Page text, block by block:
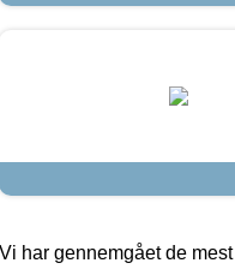
Vi har gennemgået de